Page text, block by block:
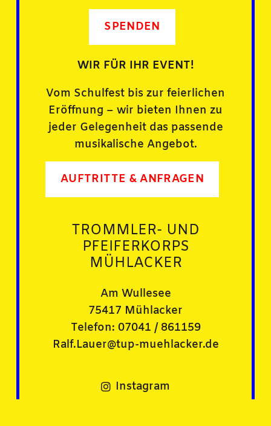
SPENDEN
WIR FÜR IHR EVENT!
Vom Schulfest bis zur feierlichen
Eröffnung – wir bieten Ihnen zu
jeder Gelegenheit das passende
musikalische Angebot.
AUFTRITTE & ANFRAGEN
TROMMLER- UND
PFEIFERKORPS
MÜHLACKER
Am Wullesee
75417 Mühlacker
Telefon: 07041 / 861159
Ralf.Lauer@tup-muehlacker.de
Instagram